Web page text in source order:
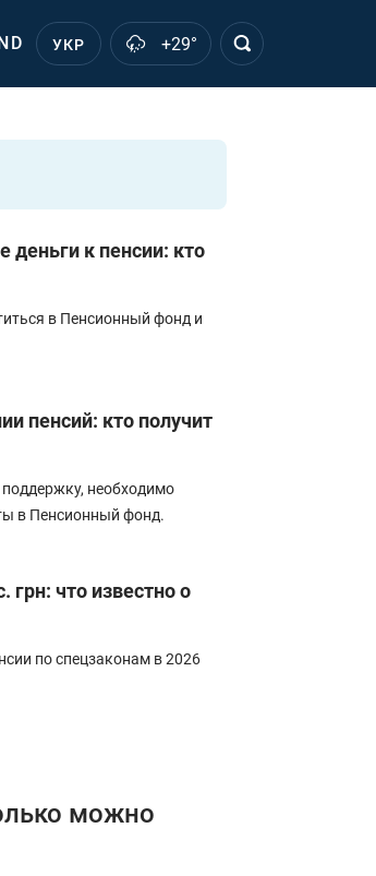
УКР +29°
деньги к пенсии: кто
в Пенсионный фонд и
пенсий: кто получит
необходимо
в Пенсионный фонд.
что известно о
по спецзаконам в 2026
можно